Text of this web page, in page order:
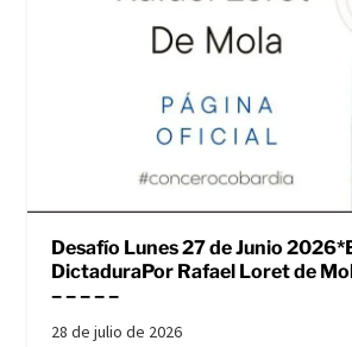
Desafío Lunes 27 de Junio
DictaduraPor Rafael Loret de
– – – – –
28 de julio de 2026